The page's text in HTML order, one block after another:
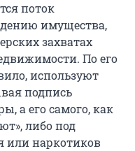
поток
имущества,
захватах
По его
используют
подпись
а его самого, как
либо под
или наркотиков